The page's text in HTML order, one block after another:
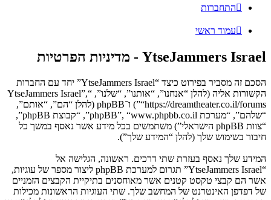
התחברות
עמוד ראשי
YtseJammers Israel - מדיניות הפרטיות
הסכם זה מסביר בפירוט כיצד “YtseJammers Israel” יחד עם החברות
הקשורות אליה (להלן “אנחנו”, “אותנו”, “שלנו”, “YtseJammers Israel”,
“https://dreamtheater.co.il/forums”) ו־phpBB (להלן “הם”, “אותם”,
“שלהם”, “מערכת phpBB”, “www.phpbb.co.il”, “קבוצת phpBB”,
“צוות phpBB הישראלי”) משתמשים בכל מידע אשר נאסף במשך כל
חיבור בשימוש שלך (להלן “המידע שלך”).
המידע שלך נאסף בעזרת שתי דרכים. ראשונה, הגלישה אל
“YtseJammers Israel” תגרום למערכת phpBB ליצור מספר של עוגיות,
אשר הם קבצי טקסט קטנים אשר מאוחסנים בתיקיית הקבצים הזמניים
של דפדפן האינטרנט של המחשב שלך. שתי העוגיות הראשונות מכילות